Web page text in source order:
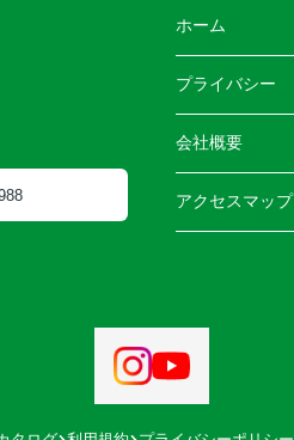
ホーム
プライバシー
会社概要
アクセスマップ